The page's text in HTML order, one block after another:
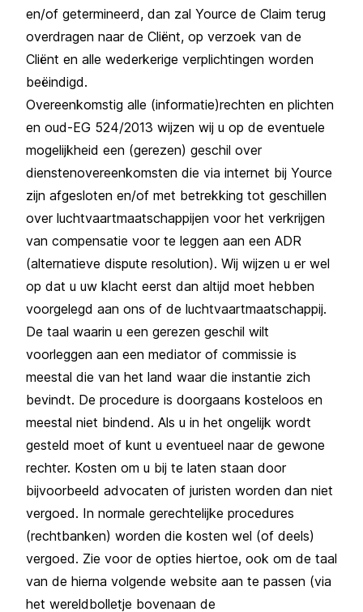
en/of getermineerd, dan zal Yource de Claim terug
overdragen naar de Cliënt, op verzoek van de
Cliënt en alle wederkerige verplichtingen worden
beëindigd.
Overeenkomstig alle (informatie)rechten en plichten
en oud-EG 524/2013 wijzen wij u op de eventuele
mogelijkheid een (gerezen) geschil over
dienstenovereenkomsten die via internet bij Yource
zijn afgesloten en/of met betrekking tot geschillen
over luchtvaartmaatschappijen voor het verkrijgen
van compensatie voor te leggen aan een ADR
(alternatieve dispute resolution). Wij wijzen u er wel
op dat u uw klacht eerst dan altijd moet hebben
voorgelegd aan ons of de luchtvaartmaatschappij.
De taal waarin u een gerezen geschil wilt
voorleggen aan een mediator of commissie is
meestal die van het land waar die instantie zich
bevindt. De procedure is doorgaans kosteloos en
meestal niet bindend. Als u in het ongelijk wordt
gesteld moet of kunt u eventueel naar de gewone
rechter. Kosten om u bij te laten staan door
bijvoorbeeld advocaten of juristen worden dan niet
vergoed. In normale gerechtelijke procedures
(rechtbanken) worden die kosten wel (of deels)
vergoed. Zie voor de opties hiertoe, ook om de taal
van de hierna volgende website aan te passen (via
het wereldbolletje bovenaan de